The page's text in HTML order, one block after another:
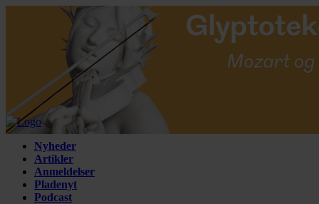
Nyheder
Artikler
Anmeldelser
Pladenyt
Podcast